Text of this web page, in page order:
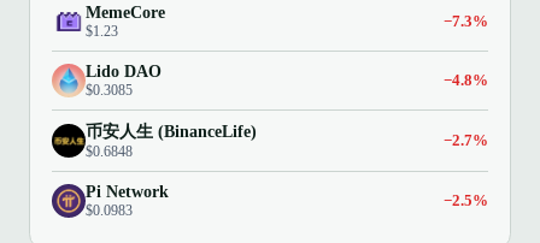
MemeCore
$1.23
−7.3%
Lido DAO
$0.3085
−4.8%
币安人生 (BinanceLife)
$0.6848
−2.7%
Pi Network
$0.0983
−2.5%